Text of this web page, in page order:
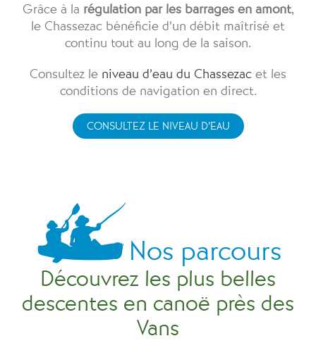
Grâce à la régulation par les barrages en amont,
le Chassezac bénéficie d’un débit maîtrisé et
continu tout au long de la saison.
Consultez le niveau d’eau du Chassezac et les
conditions de navigation en direct.
CONSULTEZ LE NIVEAU D’EAU
Nos parcours
Découvrez les plus belles
descentes en canoë près des
Vans